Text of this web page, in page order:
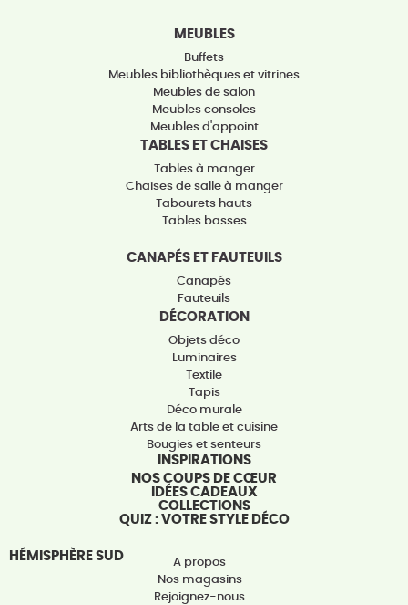
MEUBLES
Buffets
Meubles bibliothèques et vitrines
Meubles de salon
Meubles consoles
Meubles d'appoint
TABLES ET CHAISES
Tables à manger
Chaises de salle à manger
Tabourets hauts
Tables basses
CANAPÉS ET FAUTEUILS
Canapés
Fauteuils
DÉCORATION
Objets déco
Luminaires
Textile
Tapis
Déco murale
Arts de la table et cuisine
Bougies et senteurs
INSPIRATIONS
NOS COUPS DE CŒUR
IDÉES CADEAUX
COLLECTIONS
QUIZ : VOTRE STYLE DÉCO
HÉMISPHÈRE SUD
A propos
Nos magasins
Rejoignez-nous